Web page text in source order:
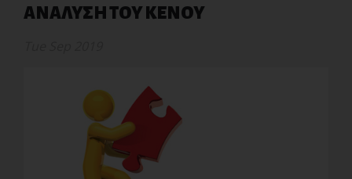
ΑΝΑΛΥΣΗ ΤΟΥ ΚΕΝΟΥ